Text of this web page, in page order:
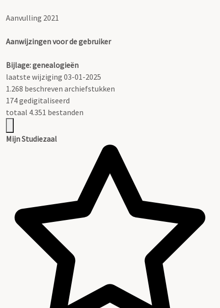
Aanvulling 2021
Aanwijzingen voor de gebruiker
Bijlage: genealogieën
laatste wijziging 03-01-2025
1.268 beschreven archiefstukken
174 gedigitaliseerd
totaal 4.351 bestanden
Mijn Studiezaal